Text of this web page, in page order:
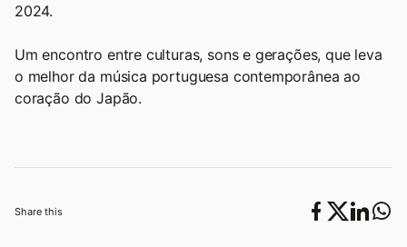
Share this
2024.
Um encontro entre culturas, sons e gerações, que leva
o melhor da música portuguesa contemporânea ao
coração do Japão.